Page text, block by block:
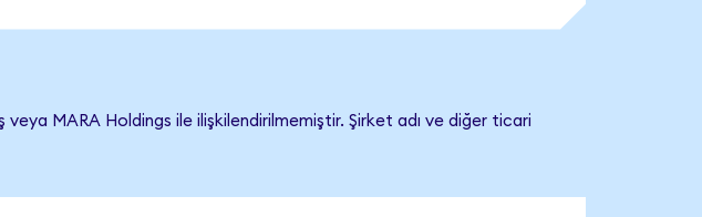
MARA Holdings ile ilişkilendirilmemiştir. Şirket adı ve diğer ticari